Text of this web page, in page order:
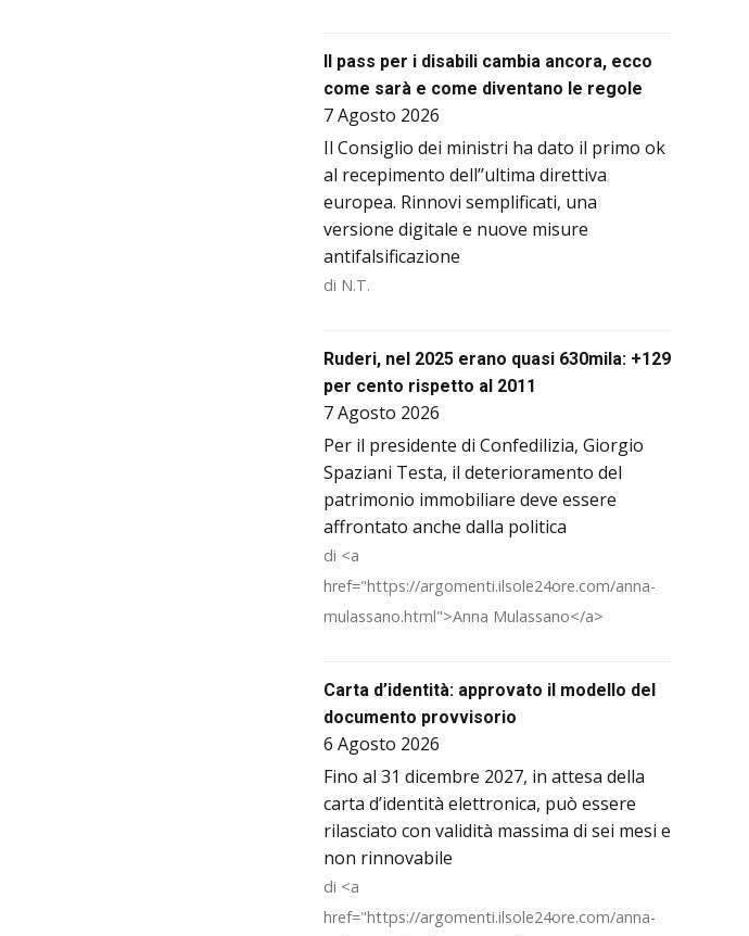
Il pass per i disabili cambia ancora, ecco
come sarà e come diventano le regole
7 Agosto 2026
Il Consiglio dei ministri ha dato il primo ok
al recepimento dell’’ultima direttiva
europea. Rinnovi semplificati, una
versione digitale e nuove misure
antifalsificazione
di N.T.
Ruderi, nel 2025 erano quasi 630mila: +129
per cento rispetto al 2011
7 Agosto 2026
Per il presidente di Confedilizia, Giorgio
Spaziani Testa, il deterioramento del
patrimonio immobiliare deve essere
affrontato anche dalla politica
di <a
href="https://argomenti.ilsole24ore.com/anna-
mulassano.html">Anna Mulassano</a>
Carta d’identità: approvato il modello del
documento provvisorio
6 Agosto 2026
Fino al 31 dicembre 2027, in attesa della
carta d’identità elettronica, può essere
rilasciato con validità massima di sei mesi e
non rinnovabile
di <a
href="https://argomenti.ilsole24ore.com/anna-